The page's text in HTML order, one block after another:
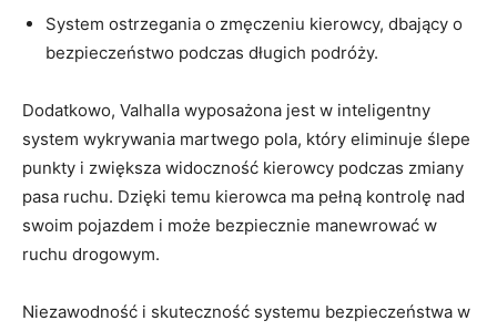
System ostrzegania o ‍zmęczeniu kierowcy, dbający o
bezpieczeństwo⁤ podczas długich podróży.
Dodatkowo, Valhalla wyposażona jest w inteligentny
‌system wykrywania martwego pola, który eliminuje ślepe
punkty ⁢i zwiększa widoczność⁣ kierowcy podczas zmiany
pasa ruchu. Dzięki temu kierowca ma pełną kontrolę nad
swoim ‌pojazdem i może bezpiecznie manewrować w
ruchu drogowym.
Niezawodność i ​skuteczność systemu bezpieczeństwa w